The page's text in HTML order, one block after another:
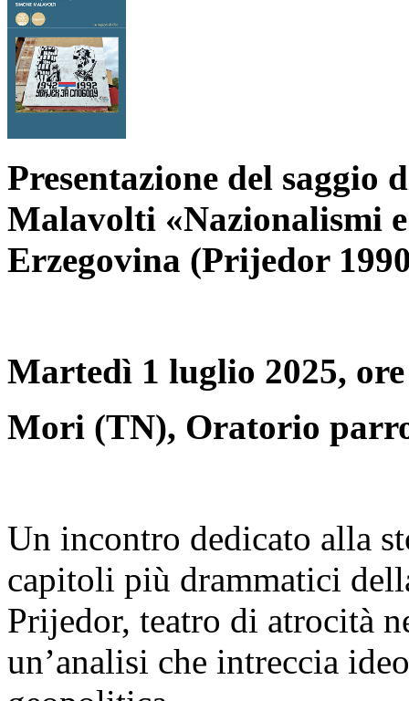
Presentazione del saggio
Malavolti «Nazionalismi
Erzegovina (Prijedor
Martedì 1 luglio 2025, ore
Mori (TN), Oratorio
Un incontro dedicato alla
capitoli più drammatici
Prijedor, teatro di atrocità
un’analisi che intreccia